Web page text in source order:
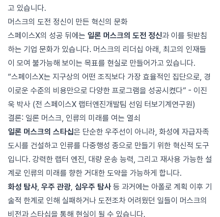
고 있습니다.
머스크의 도전 정신이 만든 혁신의 문화
스페이스X의 성공 뒤에는 일론 머스크의 도전 정신과 이를 뒷받침
하는 기업 문화가 있습니다. 머스크의 리더십 아래, 최고의 인재들
이 모여 불가능해 보이는 목표를 현실로 만들어가고 있습니다.
“스페이스X는 지구상의 어떤 조직보다 가장 효율적인 집단으로, 경
이로운 수준의 비용만으로 다양한 프로그램을 성공시켰다” - 이진
욱 박사 (전 스페이스X 랩터엔진개발팀 선임 터보기계연구원)
결론: 일론 머스크, 인류의 미래를 여는 열쇠
일론 머스크의 스타십은 단순한 우주선이 아니라, 화성에 자급자족
도시를 건설하고 인류를 다중행성 종으로 만들기 위한 혁신적 도구
입니다. 강력한 랩터 엔진, 대량 운송 능력, 그리고 재사용 가능한 설
계로 인류의 미래를 향한 거대한 도약을 가능하게 합니다.
화성 탐사, 우주 관광, 심우주 탐사 등 과거에는 아폴로 계획 이후 기
술적 한계로 인해 실패하거나 도전조차 어려웠던 일들이 머스크의
비전과 스타십을 통해 현실이 될 수 있습니다.